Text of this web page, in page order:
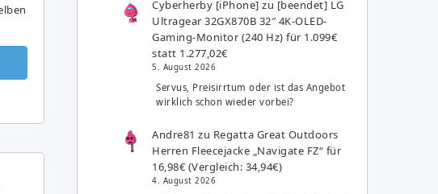
Cyberherby [iPhone] zu [beendet] LG
Ultragear 32GX870B 32″ 4K-OLED-
Gaming-Monitor (240 Hz) für 1.099€
statt 1.277,02€
5. August 2026
Servus, Preisirrtum oder ist das Angebot
wirklich schon wieder vorbei?
Andre81 zu Regatta Great Outdoors
Herren Fleecejacke „Navigate FZ“ für
16,98€ (Vergleich: 34,94€)
4. August 2026